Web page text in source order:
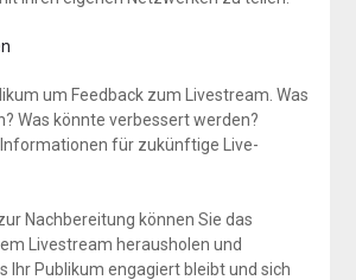
um Feedback zum Livestream. Was
Was könnte verbessert werden?
für zukünftige Live-
Nachbereitung können Sie das
Livestream herausholen und
Ihr Publikum engagiert bleibt und sich